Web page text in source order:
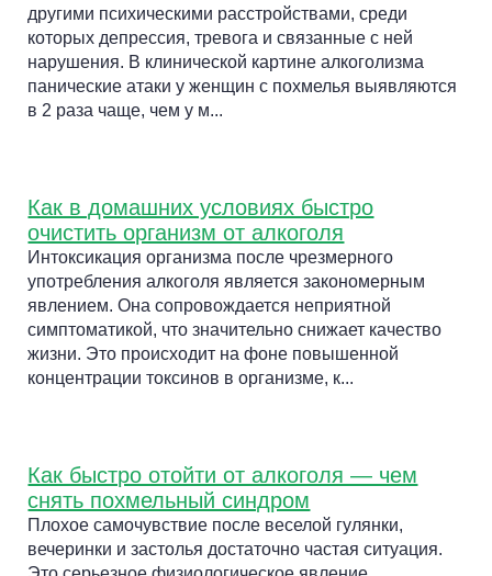
другими психическими расстройствами, среди
которых депрессия, тревога и связанные с ней
нарушения. В клинической картине алкоголизма
панические атаки у женщин с похмелья выявляются
в 2 раза чаще, чем у м...
Как в домашних условиях быстро
очистить организм от алкоголя
Интоксикация организма после чрезмерного
употребления алкоголя является закономерным
явлением. Она сопровождается неприятной
симптоматикой, что значительно снижает качество
жизни. Это происходит на фоне повышенной
концентрации токсинов в организме, к...
Как быстро отойти от алкоголя — чем
снять похмельный синдром
Плохое самочувствие после веселой гулянки,
вечеринки и застолья достаточно частая ситуация.